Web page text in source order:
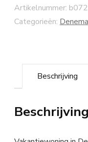
Artikelnummer:
Categorieën:
Beschrijving
Beschrijving